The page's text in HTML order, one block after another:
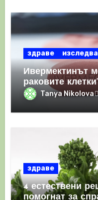
здраве
Ивермектинът
раковите
имунния
Tanya Nikolova
здраве
4 естествени
помогнат за